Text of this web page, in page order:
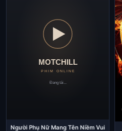
Người Phụ Nữ Mang Tên Niềm Vui